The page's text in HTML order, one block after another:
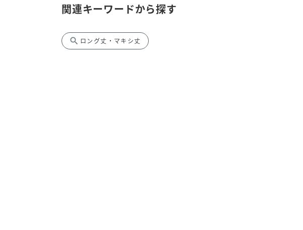
関連キーワードから探す
search ロング丈・マキシ丈